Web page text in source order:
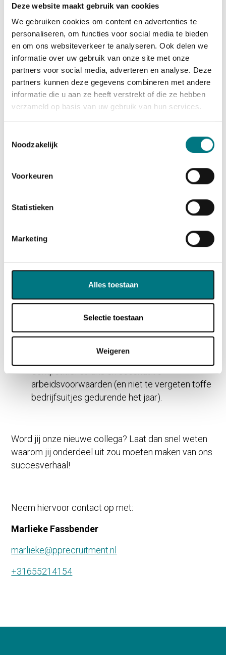
Deze website maakt gebruik van cookies
We gebruiken cookies om content en advertenties te
personaliseren, om functies voor social media te bieden
en om ons websiteverkeer te analyseren. Ook delen we
informatie over uw gebruik van onze site met onze
partners voor social media, adverteren en analyse. Deze
partners kunnen deze gegevens combineren met andere
informatie die u aan ze heeft verstrekt of die ze hebben
verzameld op basis van uw gebruik van hun services.
Noodzakelijk
Voorkeuren
Statistieken
Marketing
Alles toestaan
Selectie toestaan
Weigeren
💼 Wat zoeken wij?
Bacheloropleiding in Finance, Accounting, of
Minimaal 3 jaar ervaring in
financiële/administratieve functies;
Sterke analytische en communicatieve
vaardigheden;
Affiniteit met data-analyse (business
Beschikbaarheid o.b.v. full time inzet (maar iets
minder is zeker bespreekbaar).
Uitdagende rol in een internationale omgeving
Kans om door te groeien naar Head of Finance
Alle ruimte voor initiatief en pionieren;
Een mooie werkplek op ons moderne kantoor
in Den Bosch (waarbij we voor
om gedeeltelijk thuis te werken);
Competitief salaris en secundaire
arbeidsvoorwaarden (en niet te vergeten toffe
bedrijfsuitjes gedurende het jaar).
Word jij onze nieuwe collega? Laat dan snel weten
waarom jij onderdeel uit zou moeten maken van ons
succesverhaal!
Neem hiervoor contact op met:
Marlieke Fassbender
marlieke@pprecruitment.nl
+31655214154